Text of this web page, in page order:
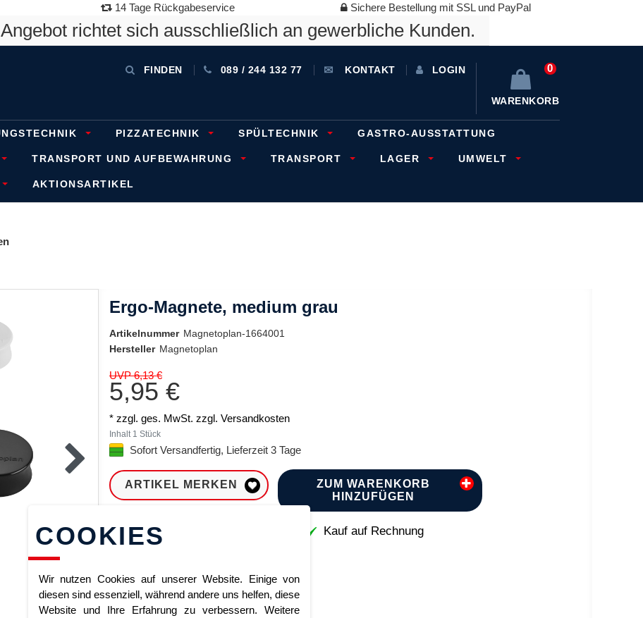
14 Tage Rückgabeservice Sichere Bestellung mit SSL und PayPal
richtet sich ausschließlich an gewerbliche Kunden.
FINDEN 089 / 244 132 77 KONTAKT LOGIN 0
WARENKORB
PIZZATECHNIK SPÜLTECHNIK GASTRO-AUSSTATTUNG
TRANSPORT UND AUFBEWAHRUNG TRANSPORT LAGER UMWELT
AKTIONSARTIKEL
Ergo-Magnete, medium grau
Artikelnummer Magnetoplan-1664001
Hersteller Magnetoplan
UVP 6,13 €
5,95 €
* zzgl. ges. MwSt. zzgl. Versandkosten
Inhalt 1 Stück
Sofort Versandfertig, Lieferzeit 3 Tage
ARTIKEL MERKEN
ZUM WARENKORB
HINZUFÜGEN
Sofort lieferbar Kauf auf Rechnung
COOKIES
Wir nutzen Cookies auf unserer Website. Einige von
diesen sind essenziell, während andere uns helfen, diese
Website und Ihre Erfahrung zu verbessern. Weitere